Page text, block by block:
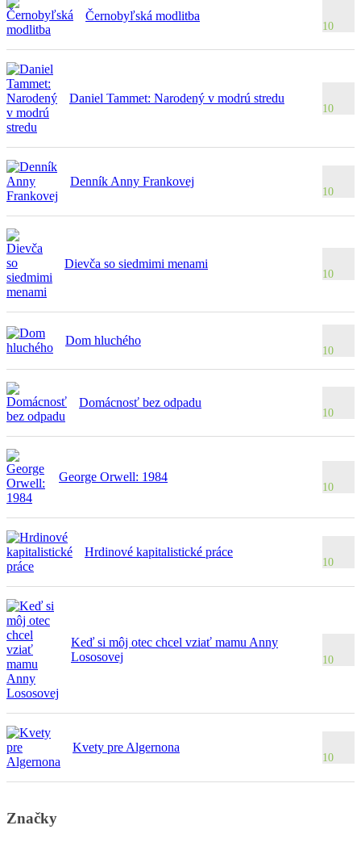
Černobyľská modlitba
10
Daniel Tammet: Narodený v modrú stredu
10
Denník Anny Frankovej
10
Dievča so siedmimi menami
10
Dom hluchého
10
Domácnosť bez odpadu
10
George Orwell: 1984
10
Hrdinové kapitalistické práce
10
Keď si môj otec chcel vziať mamu Anny
Lososovej
10
Kvety pre Algernona
10
Značky